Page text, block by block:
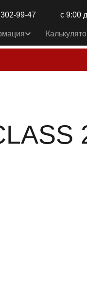
99-47 с 9:00